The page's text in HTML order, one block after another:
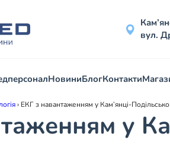
вул.
НовиниБлогКонтакти
› ЕКГ з навантаженням у Кам’янці-
у